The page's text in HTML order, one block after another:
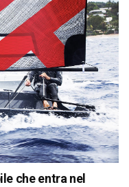
che entra nel